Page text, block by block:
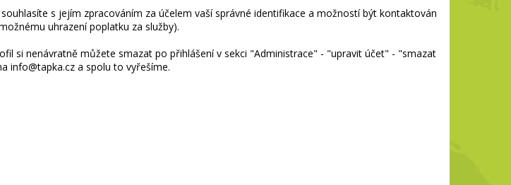
s jejím zpracováním za účelem vaší správné identifikace a možností být kontaktován
uhrazení poplatku za služby).
si nenávratně můžete smazat po přihlášení v sekci "Administrace" - "upravit účet" - "smazat
info@tapka.cz a spolu to vyřešíme.